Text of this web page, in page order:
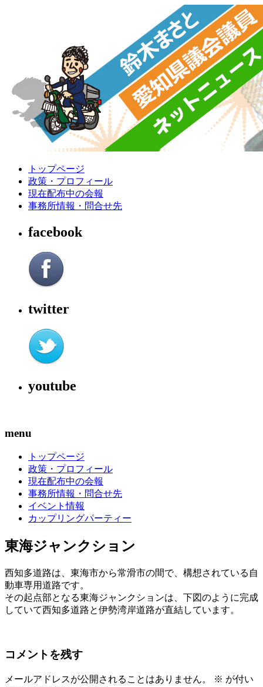
トップページ
政策・プロフィール
現在配布中の会報
事務所情報・問合せ先
facebook
twitter
youtube
menu
トップページ
政策・プロフィール
現在配布中の会報
事務所情報・問合せ先
イベント情報
カップリングパーティー
東海ジャンクション
西知多道路は、東海市から常滑市の間で、構想されている自
動車専用道路です。
その起点部となる東海ジャンクションは、下図のように完成
していて西知多道路と伊勢湾岸道路が直結しています。
コメントを残す
メールアドレスが公開されることはありません。 ※ が付い